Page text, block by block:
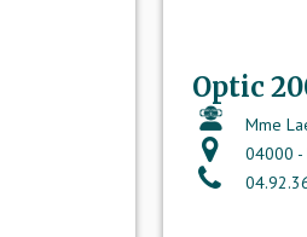
Optic
Mme
04000 -